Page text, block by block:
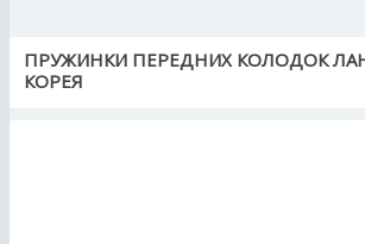
ПРУЖИНКИ ПЕРЕДНИХ КОЛОДОК
КОРЕЯ